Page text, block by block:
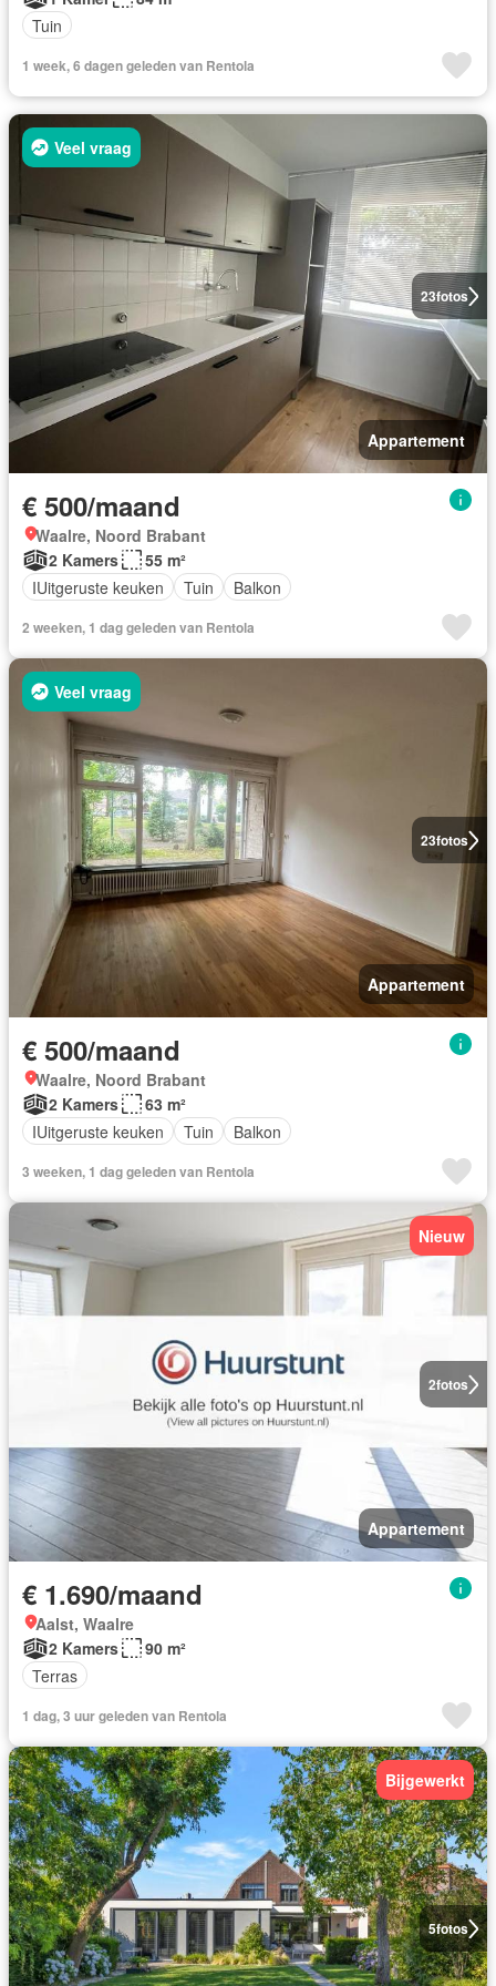
Tuin
1 week, 6 dagen geleden van Rentola
23fotos
Veel vraag
Appartement
€ 500/maand
Waalre, Noord Brabant
2 Kamers
55 m²
IUitgeruste keuken
Tuin Balkon
2 weeken, 1 dag geleden van Rentola
23fotos
Veel vraag
Appartement
€ 500/maand
Waalre, Noord Brabant
2 Kamers
63 m²
IUitgeruste keuken
Tuin Balkon
3 weeken, 1 dag geleden van Rentola
2fotos
Nieuw
Appartement
€ 1.690/maand
Aalst, Waalre
2 Kamers
90 m²
Terras
1 dag, 3 uur geleden van Rentola
5fotos
Bijgewerkt